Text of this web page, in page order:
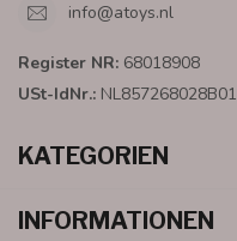
info@atoys.nl
Register NR: 68018908
USt-IdNr.: NL857268028B01
KATEGORIEN
INFORMATIONEN